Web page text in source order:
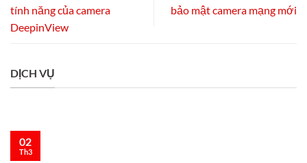
tính năng của camera
DeepinView
bảo mật camera mạng mới
DỊCH VỤ
02
Th3